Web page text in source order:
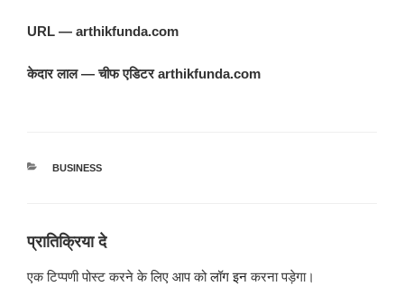
URL — arthikfunda.com
केदार लाल — चीफ एडिटर arthikfunda.com
श्रेणियाँ
BUSINESS
प्रातिक्रिया दे
एक टिप्पणी पोस्ट करने के लिए आप कोलॉग इनकरना पड़ेगा।